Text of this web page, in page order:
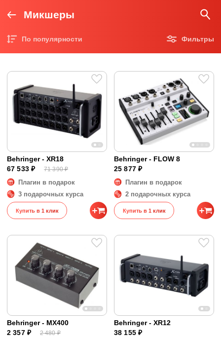
Микшеры
По популярности Фильтры
Behringer - XR18
67 533 ₽
71 390 ₽
Плагин в подарок
3 подарочных курса
Купить в 1 клик
Behringer - FLOW 8
25 877 ₽
Плагин в подарок
2 подарочных курса
Купить в 1 клик
Behringer - MX400
2 357 ₽
2 480 ₽
Behringer - XR12
38 155 ₽